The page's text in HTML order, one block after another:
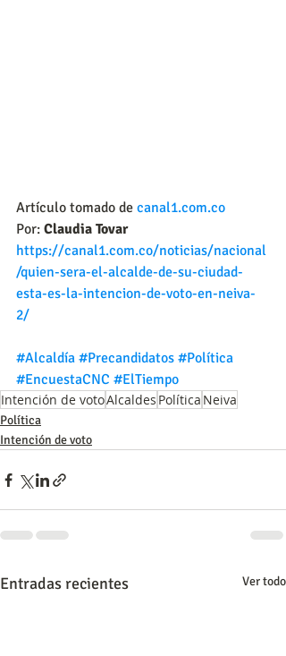
Artículo tomado de canal1.com.co
Por: Claudia Tovar
https://canal1.com.co/noticias/nacional
/quien-sera-el-alcalde-de-su-ciudad-
esta-es-la-intencion-de-voto-en-neiva-
2/
#Alcaldía #Precandidatos #Política
#EncuestaCNC #ElTiempo
Intención de votoAlcaldes Política Neiva
Política
Intención de voto
Entradas recientes Ver todo